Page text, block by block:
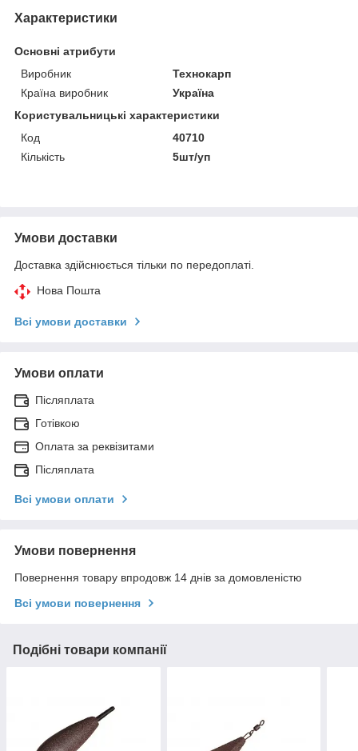
Характеристики
Основні атрибути
Виробник
Технокарп
Країна виробник
Україна
Користувальницькі характеристики
Код
40710
Кількість
5шт/уп
Умови доставки
Доставка здійснюється тільки по передоплаті.
Нова Пошта
Всі умови доставки
Умови оплати
Післяплата
Готівкою
Оплата за реквізитами
Післяплата
Всі умови оплати
Умови повернення
Повернення товару впродовж 14 днів за домовленістю
Всі умови повернення
Подібні товари компанії